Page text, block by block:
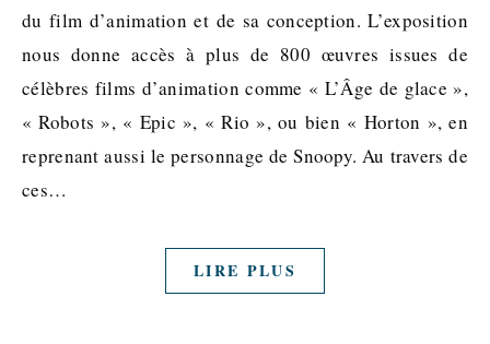
du film d’animation et de sa conception. L’exposition
nous donne accès à plus de 800 œuvres issues de
célèbres films d’animation comme « L’Âge de glace »,
« Robots », « Epic », « Rio », ou bien « Horton », en
reprenant aussi le personnage de Snoopy. Au travers de
ces…
LIRE PLUS